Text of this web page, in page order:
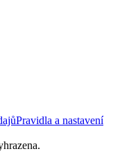
Pravidla a nastavení